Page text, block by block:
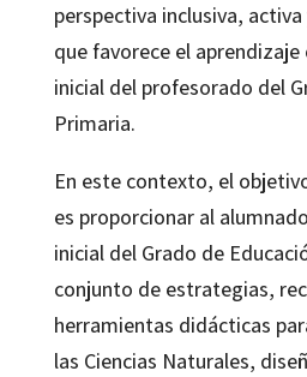
cantidad
perspectiva inclusiva,
que favorece el
inicial del profesorado del
Primaria.
En este contexto, el
es proporcionar al
inicial del Grado de
conjunto de estrategias,
herramientas didácticas
las Ciencias Naturales,